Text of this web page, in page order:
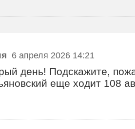
6 апреля 2026 14:21
день! Подскажите,
еще ходит 108